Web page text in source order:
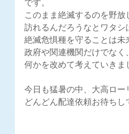
です。
このまま絶滅するのを野
訪れるんだろうなとワタシ
絶滅危惧種を守ることは
政府や関連機関だけでな
何かを改めて考えていきま
今日も猛暑の中、大高ロー
どんどん配達依頼お待ちし